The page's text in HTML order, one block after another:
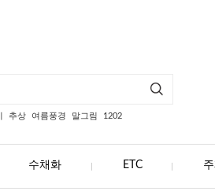
추상 여름풍경 말그림 1202
수채화 ETC